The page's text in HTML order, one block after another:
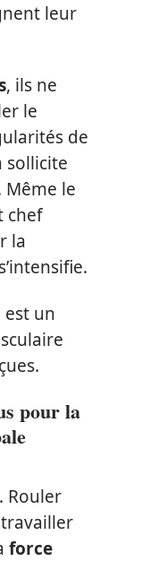
leur
, ils ne
le
de
sollicite
Même le
chef
la
est un
pour la
Rouler
travailler
force